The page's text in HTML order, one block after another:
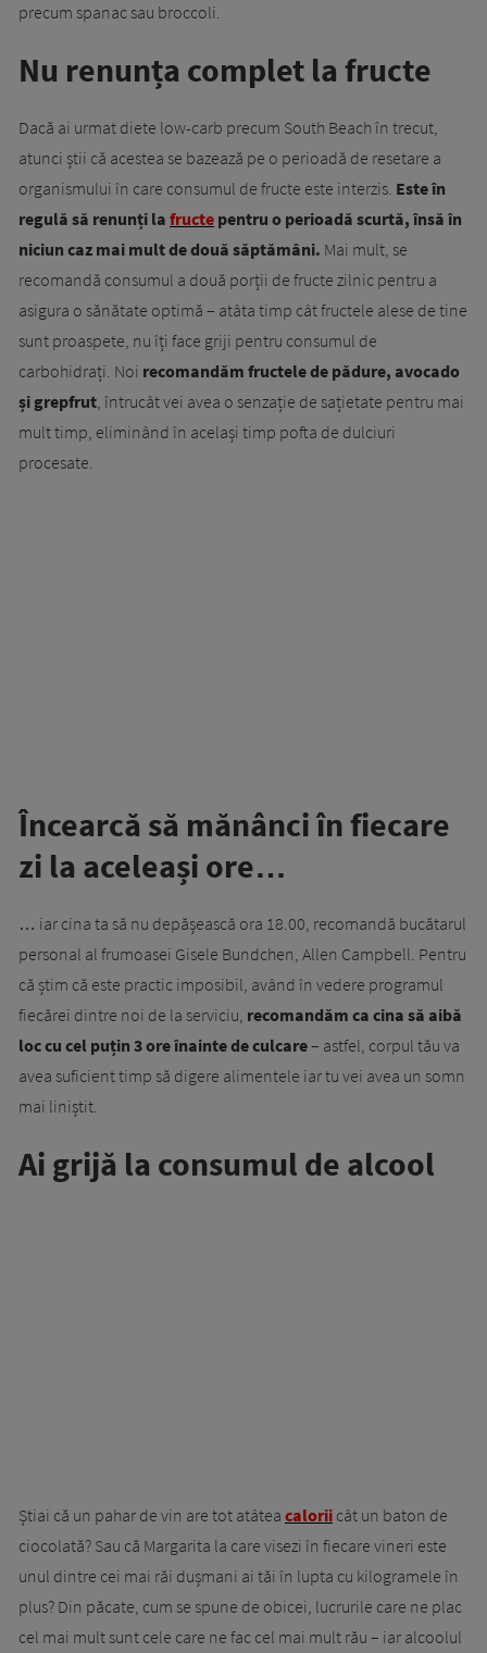
precum spanac sau broccoli.
Nu renunța complet la fructe
Dacă ai urmat diete low-carb precum South Beach în trecut,
atunci știi că acestea se bazează pe o perioadă de resetare a
organismului în care consumul de fructe este interzis. Este în
regulă să renunți la fructe pentru o perioadă scurtă, însă în
niciun caz mai mult de două săptămâni. Mai mult, se
recomandă consumul a două porții de fructe zilnic pentru a
asigura o sănătate optimă – atâta timp cât fructele alese de tine
sunt proaspete, nu îți face griji pentru consumul de
carbohidrați. Noi recomandăm fructele de pădure, avocado
și grepfrut, întrucât vei avea o senzație de sațietate pentru mai
mult timp, eliminând în același timp pofta de dulciuri
procesate.
Încearcă să mănânci în fiecare
zi la aceleași ore…
… iar cina ta să nu depășească ora 18.00, recomandă bucătarul
personal al frumoasei Gisele Bundchen, Allen Campbell. Pentru
că știm că este practic imposibil, având în vedere programul
fiecărei dintre noi de la serviciu, recomandăm ca cina să aibă
loc cu cel puțin 3 ore înainte de culcare– astfel, corpul tău va
avea suficient timp să digere alimentele iar tu vei avea un somn
mai liniștit.
Ai grijă la consumul de alcool
Știai că un pahar de vin are tot atâtea calorii cât un baton de
ciocolată? Sau că Margarita la care visezi în fiecare vineri este
unul dintre cei mai răi dușmani ai tăi în lupta cu kilogramele în
plus? Din păcate, cum se spune de obicei, lucrurile care ne plac
cel mai mult sunt cele care ne fac cel mai mult rău – iar alcoolul